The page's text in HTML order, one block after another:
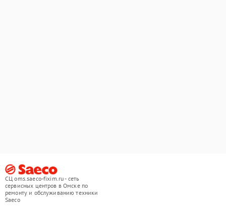
СЦ oms.saeco-fixim.ru - сеть
сервисных центров в Омске по
ремонту и обслуживанию техники
Saeco